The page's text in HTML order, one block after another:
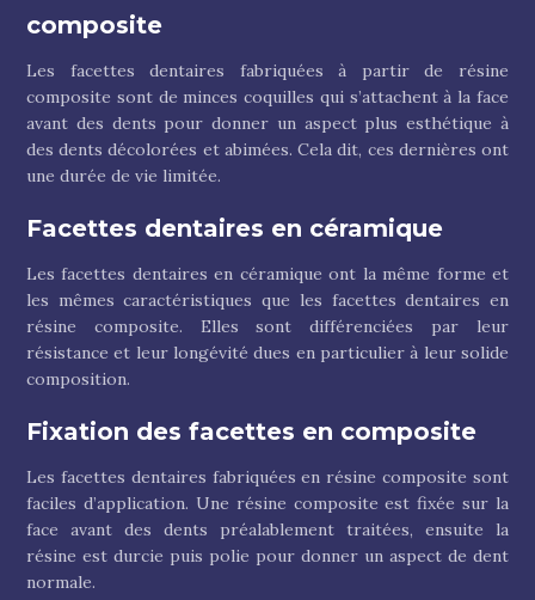
composite
Les facettes dentaires fabriquées à partir de résine
composite sont de minces coquilles qui s’attachent à la face
avant des dents pour donner un aspect plus esthétique à
des dents décolorées et abimées. Cela dit, ces dernières ont
une durée de vie limitée.
Facettes dentaires en céramique
Les facettes dentaires en céramique ont la même forme et
les mêmes caractéristiques que les facettes dentaires en
résine composite. Elles sont différenciées par leur
résistance et leur longévité dues en particulier à leur solide
composition.
Fixation des facettes en composite
Les facettes dentaires fabriquées en résine composite sont
faciles d’application. Une résine composite est fixée sur la
face avant des dents préalablement traitées, ensuite la
résine est durcie puis polie pour donner un aspect de dent
normale.